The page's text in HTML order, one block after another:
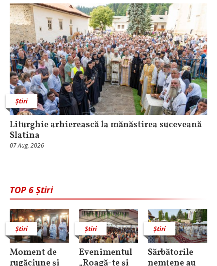
Știri
Liturghie arhierească la mănăstirea suceveană
Slatina
07 Aug, 2026
TOP 6 Știri
Știri
Moment de
rugăciune şi
Știri
Evenimentul
„Roagă-te și
Știri
Sărbătorile
nemţene au